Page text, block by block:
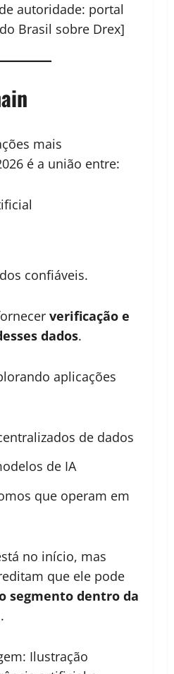
autoridade: portal
Brasil sobre Drex]
mais
é a união entre:
confiáveis.
verificação e
dados.
aplicações
de dados
de IA
que operam em
no início, mas
que ele pode
segmento dentro da
.
Ilustração